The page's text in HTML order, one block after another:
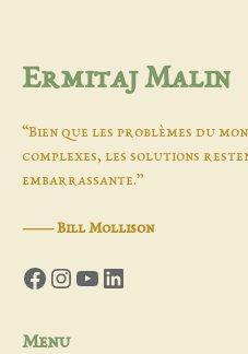
Ermitaj Malin
“Bien que les problèmes du
complexes, les solutions
embarrassante.”
―Bill Mollison
Facebook
Instagram
YouTube
LinkedIn
Menu